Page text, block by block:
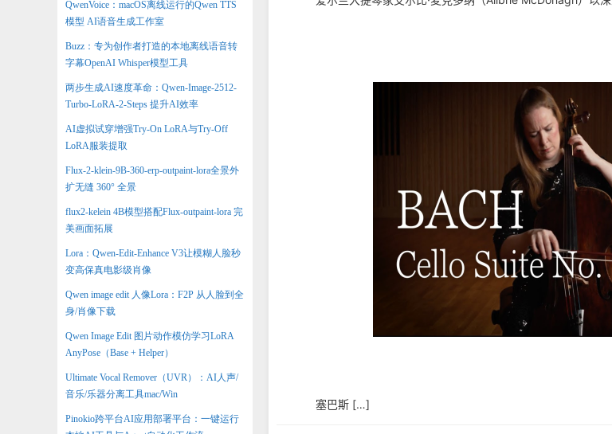
塞巴斯 […]
QwenVoice：macOS离线运行的Qwen TTS
模型 AI语音生成工作室
Buzz：专为创作者打造的本地离线语音转
字幕OpenAI Whisper模型工具
两步生成AI速度革命：Qwen-Image-2512-
Turbo-LoRA-2-Steps 提升AI效率
AI虚拟试穿增强Try-On LoRA与Try-Off
LoRA服装提取
Flux-2-klein-9B-360-erp-outpaint-lora全景外
扩无缝 360° 全景
flux2-kelein 4B模型搭配Flux-outpaint-lora 完
美画面拓展
Lora：Qwen-Edit-Enhance V3让模糊人脸秒
变高保真电影级肖像
Qwen image edit 人像Lora：F2P 从人脸到全
身/肖像下载
Qwen Image Edit 图片动作模仿学习LoRA
AnyPose（Base + Helper）
Ultimate Vocal Remover（UVR）：AI人声/
音乐/乐器分离工具mac/Win
Pinokio跨平台AI应用部署平台：一键运行